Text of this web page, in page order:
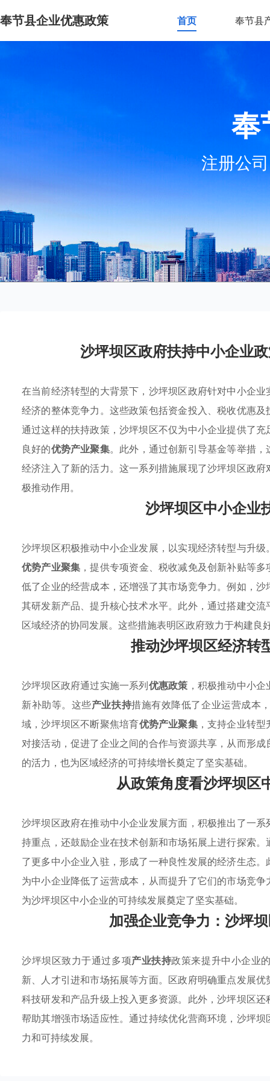
奉节县企业优惠政策 首页 奉节县
奉
注册公
沙坪坝区政府扶持中小企业
在当前经济转型的大背景下，沙坪坝区政府针对中小企
经济的整体竞争力。这些政策包括资金投入、税收优惠
通过这样的扶持政策，沙坪坝区不仅为中小企业提供了
良好的优势产业聚集。此外，通过创新引导基金等举措
经济注入了新的活力。这一系列措施展现了沙坪坝区政
极推动作用。
沙坪坝区中小企业
沙坪坝区积极推动中小企业发展，以实现经济转型与升
优势产业聚集 ，提供专项资金、税收减免及创新补贴等
低了企业的经营成本，还增强了其市场竞争力。例如，
其研发新产品、提升核心技术水平。此外，通过搭建交
区域经济的协同发展。这些措施表明区政府致力于构建
推动沙坪坝区经济转
沙坪坝区政府通过实施一系列优惠政策 ，积极推动中小
新补助等。这些产业扶持措施有效降低了企业运营成本
域，沙坪坝区不断聚焦培育优势产业聚集，支持企业转型
对接活动，促进了企业之间的合作与资源共享，从而形
的活力，也为区域经济的可持续增长奠定了坚实基础。
从政策角度看沙坪坝区
沙坪坝区政府在推动中小企业发展方面，积极推出了一
持重点，还鼓励企业在技术创新和市场拓展上进行探索。
了更多中小企业入驻，形成了一种良性发展的经济生态
为中小企业降低了运营成本，从而提升了它们的市场竞
为沙坪坝区中小企业的可持续发展奠定了坚实基础。
加强企业竞争力：沙坪
沙坪坝区致力于通过多项产业扶持政策来提升中小企业
新、人才引进和市场拓展等方面。区政府明确重点发展
科技研发和产品升级上投入更多资源。此外，沙坪坝区
帮助其增强市场适应性。通过持续优化营商环境，沙坪
力和可持续发展。